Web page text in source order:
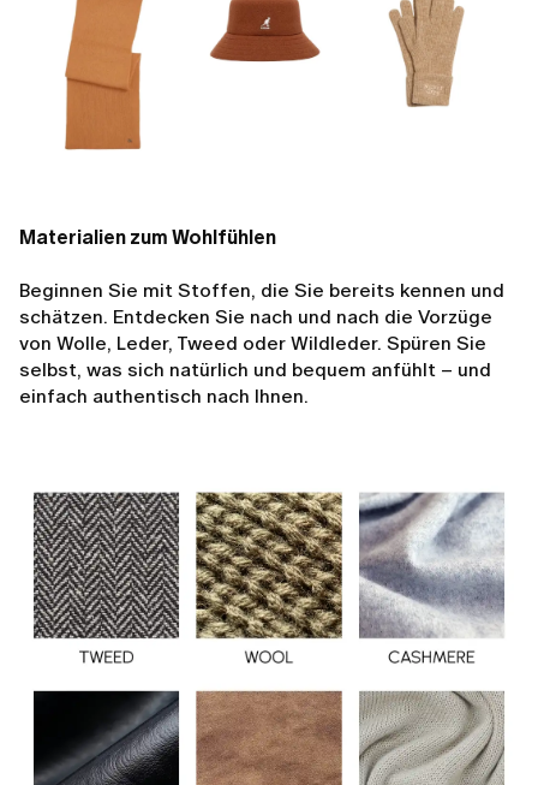
Materialien zum Wohlfühlen
Beginnen Sie mit Stoffen, die Sie bereits kennen und
schätzen. Entdecken Sie nach und nach die Vorzüge
von Wolle, Leder, Tweed oder Wildleder. Spüren Sie
selbst, was sich natürlich und bequem anfühlt – und
einfach authentisch nach Ihnen.